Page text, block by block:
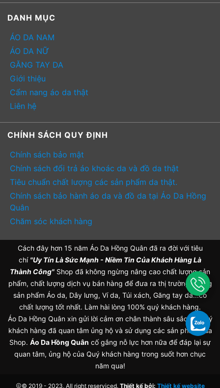
DANH MỤC
ÁO DA NAM
ÁO DA NỮ
GĂNG TAY DA
Giới thiệu
Cẩm nang áo da thật
Liên hệ
CHÍNH SÁCH QUY ĐỊNH
Chính sách bảo mật
Chính sách đổi trả áo khoác da và đồ da thật
Tiêu chuẩn chất lượng các sản phẩm da thật.
Chính sách bảo hành áo da và đồ da tại Áo Da Hồng
Quân
Chăm sóc khách hàng
Cách đây hơn 15 năm Áo Da Hồng Quân đã ra đời với tiêu
chí "Uy Tín Là Sức Mạnh - Niềm Tin Của Khách Hàng Là
Thành Công" Shop đã không ngừng nâng cao chất lượng sản
phẩm, chất lượng dịch vụ bán hàng để đưa ra thị trường những
sản phẩm Áo da, Dây lưng, Ví da, Túi xách, Găng tay da...có
chất lượng tốt nhất. Làm hài lòng 100% quý khách hàng.
Áo Da Hồng Quân xin gửi lời cảm ơn chân thành sâu sắc tới Quý
khách hàng đã quan tâm ủng hộ và sử dụng các sản phẩm của
Shop. Áo Da Hồng Quân cố gắng nỗ lực hơn nữa để đáp lại sự
quan tâm, ủng hộ của Quý khách hàng trong suốt hơn chục
năm qua!
© 2019 - 2023, All right reserviced. Thiết kế bởi: Thiết kế website